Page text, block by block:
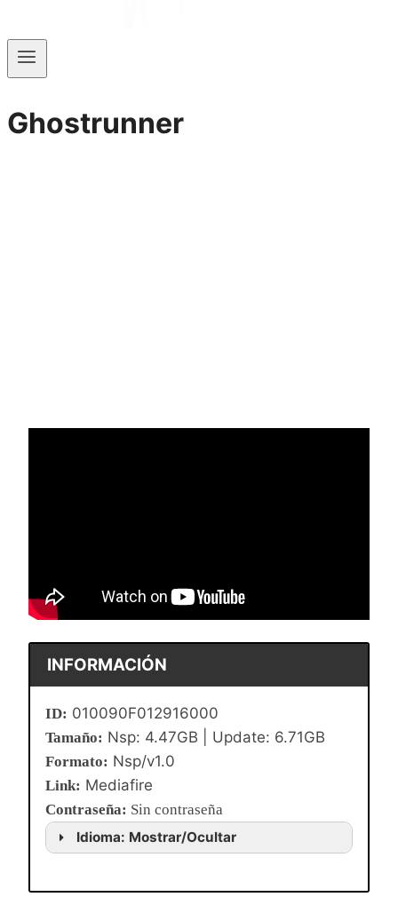
Ghostrunner
INFORMACIÓN
ID: 010090F012916000
Tamaño: Nsp: 4.47GB | Update: 6.71GB
Formato: Nsp/v1.0
Link: Mediafire
Contraseña: Sin contraseña
Idioma: Mostrar/Ocultar